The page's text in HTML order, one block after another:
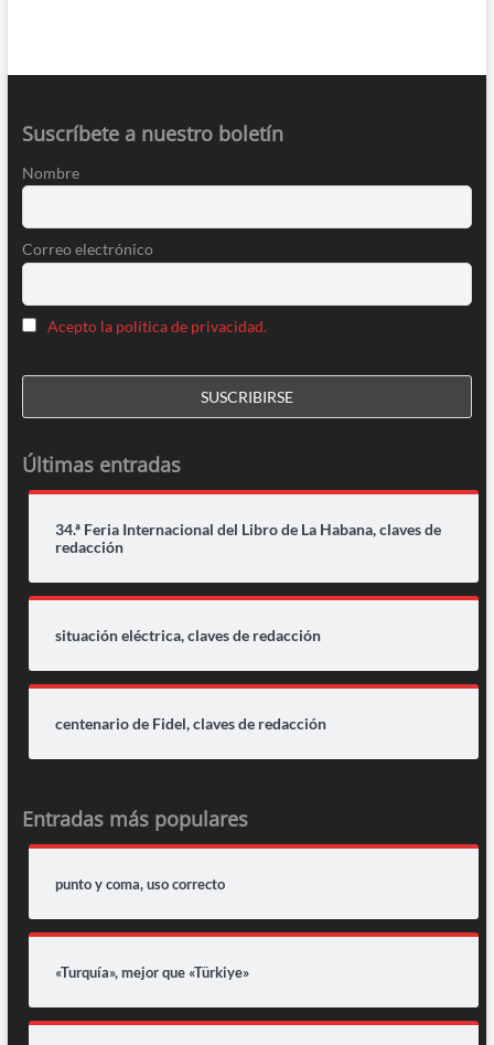
Suscríbete a nuestro boletín
Nombre
Correo electrónico
Acepto la política de privacidad.
Últimas entradas
34.ª Feria Internacional del Libro de La Habana, claves de
redacción
situación eléctrica, claves de redacción
centenario de Fidel, claves de redacción
Entradas más populares
punto y coma, uso correcto
«Turquía», mejor que «Türkiye»